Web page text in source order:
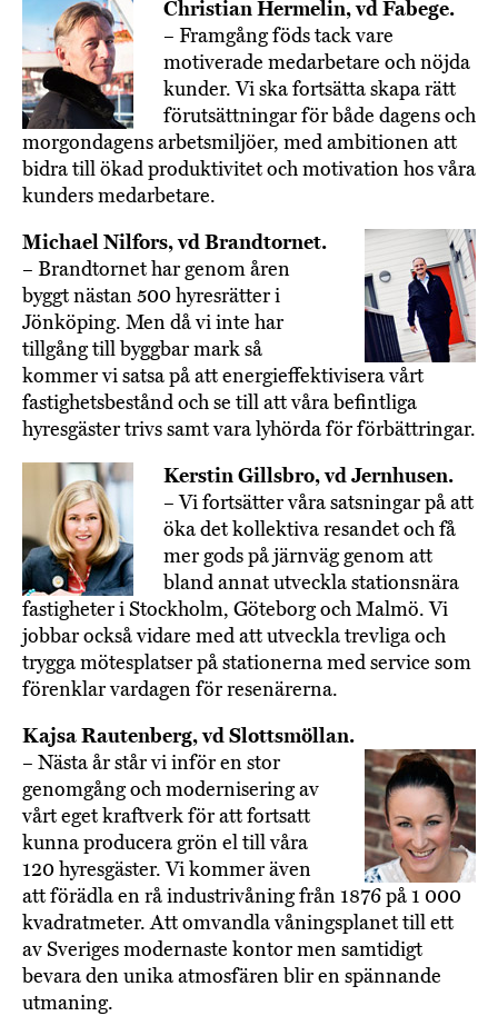
Christian Hermelin, vd Fabege.
– Framgång föds tack vare
motiverade med­arbetare och nöjda
kunder. Vi ska fortsätta skapa rätt
förutsättningar för både dagens och
morgondagens arbetsmiljöer, med ambitionen att
bidra till ökad produktivitet och motivation hos våra
kunders medarbetare.
Michael Nilfors, vd Brandtornet.
– Brandtornet har genom åren
byggt nästan 500 hyresrätter i
Jönköping. Men då vi inte har
tillgång till byggbar mark så
kommer vi satsa på att energieffektivisera vårt
fastighetsbestånd och se till att våra befintliga
hyresgäster trivs samt vara lyhörda för förbättringar.
Kerstin Gillsbro, vd Jernhusen.
– Vi fortsätter våra satsningar på att
öka det kollektiva resandet och få
mer gods på järnväg genom att
bland annat utveckla stationsnära
fastigheter i Stockholm, Göteborg och Malmö. Vi
jobbar också vidare med att utveckla trevliga och
trygga mötesplatser på stationerna med service som
förenklar vardagen för resenärerna.
Kajsa Rautenberg, vd Slottsmöllan.
– Nästa år står vi inför en stor
genomgång och modernisering av
vårt eget kraftverk för att fortsatt
kunna producera grön el till våra
120 hyresgäster. Vi kommer även
att förädla en rå industrivåning från 1876 på 1 000
kvadratmeter. Att omvandla våningsplanet till ett
av Sveriges modernaste kontor men samtidigt
bevara den unika atmosfären blir en spännande
utmaning.